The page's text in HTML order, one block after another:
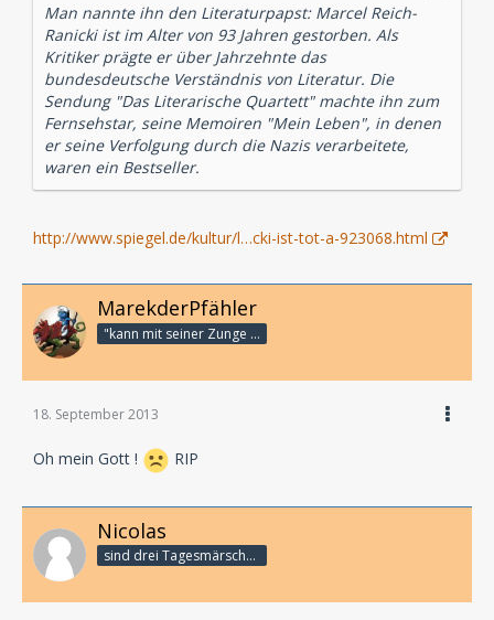
Man nannte ihn den Literaturpapst: Marcel Reich-
Ranicki ist im Alter von 93 Jahren gestorben. Als
Kritiker prägte er über Jahrzehnte das
bundesdeutsche Verständnis von Literatur. Die
Sendung "Das Literarische Quartett" machte ihn zum
Fernsehstar, seine Memoiren "Mein Leben", in denen
er seine Verfolgung durch die Nazis verarbeitete,
waren ein Bestseller.
http://www.spiegel.de/kultur/l…cki-ist-tot-a-923068.html
MarekderPfähler
"kann mit seiner Zunge bis an seine Nasenspitze"
18. September 2013
Oh mein Gott ! RIP
Nicolas
sind drei Tagesmärsche bis zum Subway ...